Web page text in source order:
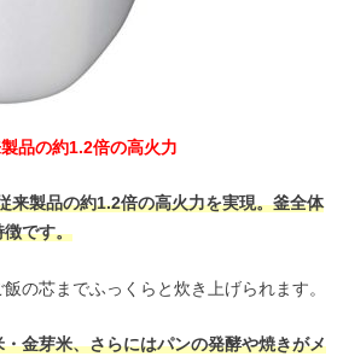
品の約1.2倍の高火力
来製品の約1.2倍の高火力を実現。釜全体
徴です。
の芯までふっくらと炊き上げられます。
金芽米、さらにはパンの発酵や焼きがメ